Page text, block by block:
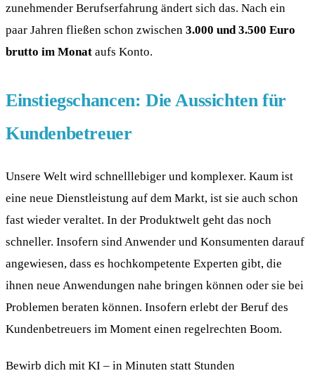
zunehmender Berufserfahrung ändert sich das. Nach ein
paar Jahren fließen schon zwischen 3.000 und 3.500 Euro
brutto im Monat aufs Konto.
Einstiegschancen: Die Aussichten für
Kundenbetreuer
Unsere Welt wird schnelllebiger und komplexer. Kaum ist
eine neue Dienstleistung auf dem Markt, ist sie auch schon
fast wieder veraltet. In der Produktwelt geht das noch
schneller. Insofern sind Anwender und Konsumenten darauf
angewiesen, dass es hochkompetente Experten gibt, die
ihnen neue Anwendungen nahe bringen können oder sie bei
Problemen beraten können. Insofern erlebt der Beruf des
Kundenbetreuers im Moment einen regelrechten Boom.
Bewirb dich mit KI – in Minuten statt Stunden